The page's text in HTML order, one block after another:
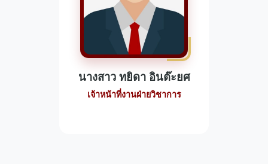
นางสาว ทยิดา อินต๊ะยศ
เจ้าหน้าที่งานฝ่ายวิชาการ